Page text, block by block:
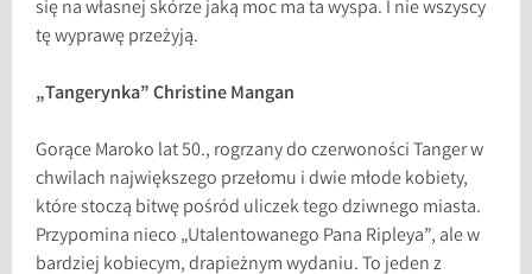
się na własnej skórze jaką moc ma ta wyspa. I nie wszyscy
tę wyprawę przeżyją.
„Tangerynka” Christine Mangan
Gorące Maroko lat 50., rogrzany do czerwoności Tanger w
chwilach największego przełomu i dwie młode kobiety,
które stoczą bitwę pośród uliczek tego dziwnego miasta.
Przypomina nieco „Utalentowanego Pana Ripleya”, ale w
bardziej kobiecym, drapieżnym wydaniu. To jeden z